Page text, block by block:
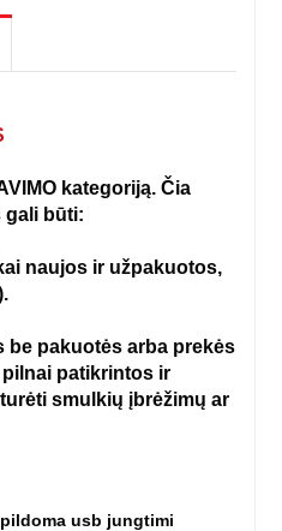
kategoriją. Čia
gali būti:
naujos ir užpakuotos,
pakuotės arba prekės
patikrintos ir
smulkių įbrėžimų ar
usb jungtimi